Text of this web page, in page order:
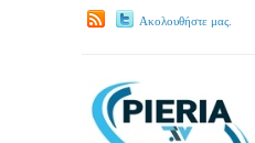
Ακολουθήστε μας.